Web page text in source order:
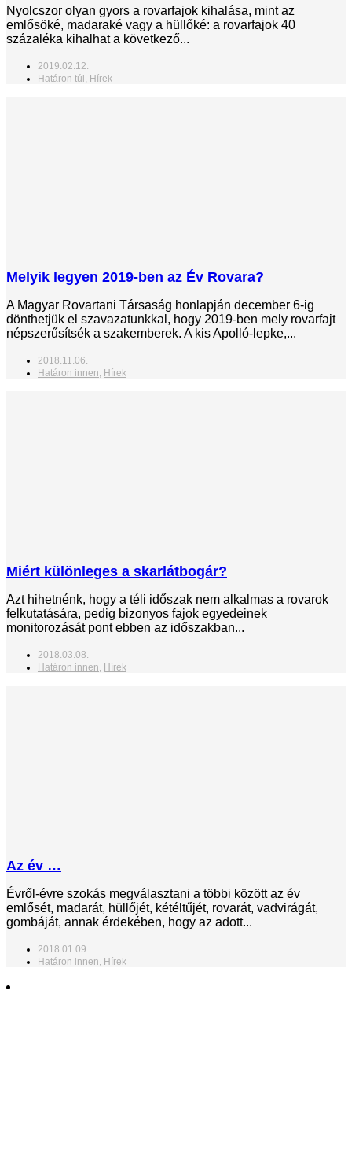
Nyolcszor olyan gyors a rovarfajok kihalása, mint az
emlősöké, madaraké vagy a hüllőké: a rovarfajok 40
százaléka kihalhat a következő...
2019.02.12.
Határon túl, Hírek
Melyik legyen 2019-ben az Év Rovara?
A Magyar Rovartani Társaság honlapján december 6-ig
dönthetjük el szavazatunkkal, hogy 2019-ben mely rovarfajt
népszerűsítsék a szakemberek. A kis Apolló-lepke,...
2018.11.06.
Határon innen Hírek
Miért különleges a skarlátbogár?
Azt hihetnénk, hogy a téli időszak nem alkalmas a rovarok
felkutatására, pedig bizonyos fajok egyedeinek
monitorozását pont ebben az időszakban...
2018.03.08.
Határon innen Hírek
Az év …
Évről-évre szokás megválasztani a többi között az év
emlősét, madarát, hüllőjét, kétéltűjét, rovarát, vadvirágát,
gombáját, annak érdekében, hogy az adott...
2018.01.09.
Határon innen Hírek